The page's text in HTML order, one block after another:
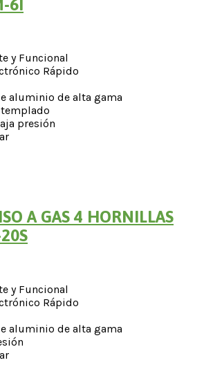
6I
y Funcional
Rápido
aluminio de alta gama
presión
A GAS 4 HORNILLAS
y Funcional
Rápido
aluminio de alta gama